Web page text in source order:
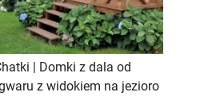
| Domki z dala od
z widokiem na jezioro